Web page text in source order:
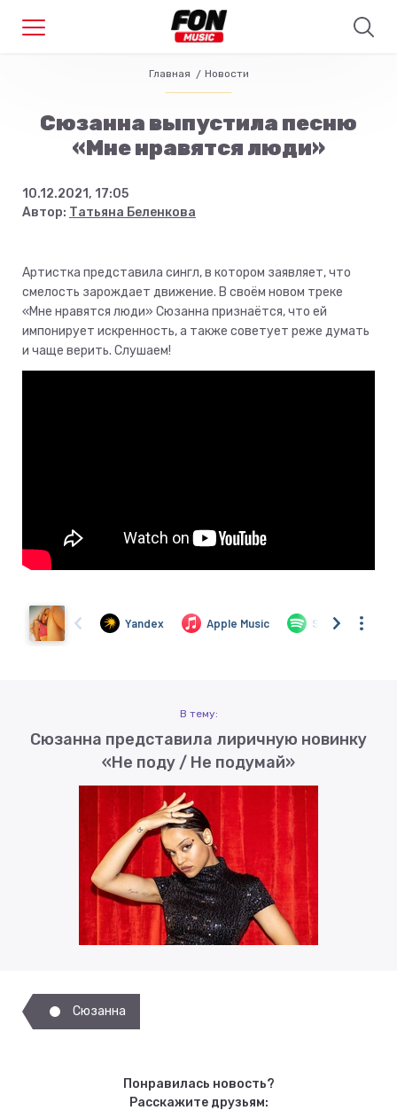
Главная Новости
Сюзанна выпустила песню
«Мне нравятся люди»
10.12.2021, 17:05
Автор: Татьяна Беленкова
Артистка представила сингл, в котором заявляет, что
смелость зарождает движение. В своём новом треке
«Мне нравятся люди» Сюзанна признаётся, что ей
импонирует искренность, а также советует реже думать
и чаще верить. Слушаем!
В тему:
Сюзанна представила лиричную новинку
«Не поду / Не подумай»
Сюзанна
Понравилась новость?
Расскажите друзьям: